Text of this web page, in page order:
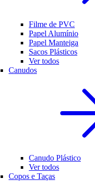
Filme de PVC
Papel Alumínio
Papel Manteiga
Sacos Plásticos
Ver todos
Canudos
Canudo Plástico
Ver todos
Copos e Taças